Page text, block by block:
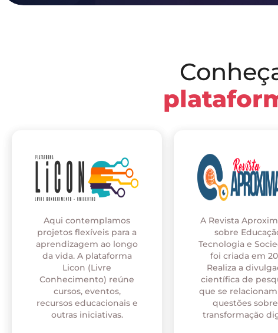
Aqui contemplamos
projetos flexíveis para a
aprendizagem ao longo
da vida. A plataforma
Licon (Livre
Conhecimento) reúne
cursos, eventos,
recursos educacionais e
outras iniciativas.
A Revista
sobre
Tecnologia e
foi criada em
Realiza a
científica de
que se
questões
transformação